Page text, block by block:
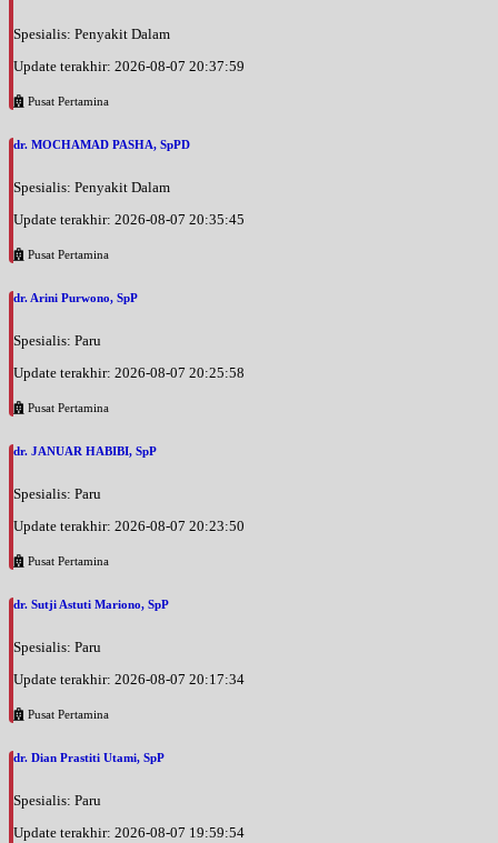
Spesialis: Penyakit Dalam
Update terakhir: 2026-08-07 20:37:59
Pusat Pertamina
dr. MOCHAMAD PASHA, SpPD
Spesialis: Penyakit Dalam
Update terakhir: 2026-08-07 20:35:45
Pusat Pertamina
dr. Arini Purwono, SpP
Spesialis: Paru
Update terakhir: 2026-08-07 20:25:58
Pusat Pertamina
dr. JANUAR HABIBI, SpP
Spesialis: Paru
Update terakhir: 2026-08-07 20:23:50
Pusat Pertamina
dr. Sutji Astuti Mariono, SpP
Spesialis: Paru
Update terakhir: 2026-08-07 20:17:34
Pusat Pertamina
dr. Dian Prastiti Utami, SpP
Spesialis: Paru
Update terakhir: 2026-08-07 19:59:54